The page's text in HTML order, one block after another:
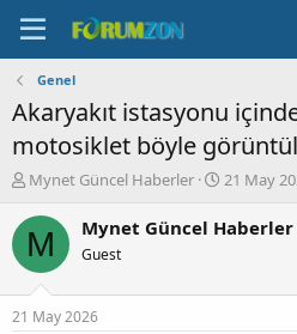
Genel
Akaryakıt istasyonu
motosiklet böyle
K
n
b
u
u
b
Mynet Güncel Haberler
B
ş
21 May
M Mynet Güncel Haberler
Guest
21 May 2026